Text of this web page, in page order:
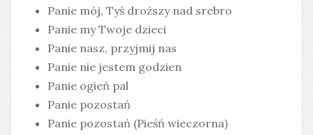
Panie mój, Tyś droższy nad srebro
Panie my Twoje dzieci
Panie nasz, przyjmij nas
Panie nie jestem godzien
Panie ogień pal
Panie pozostań
Panie pozostań (Pieśń wieczorna)